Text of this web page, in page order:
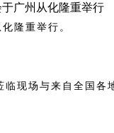
广州从化隆重举行
隆重举行。
临现场与来自全国各